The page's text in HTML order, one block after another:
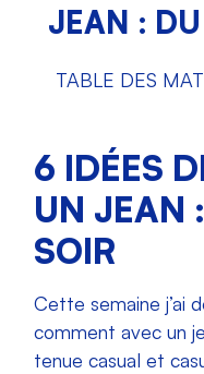
JEAN :
TABLE DES
6 IDÉES
UN JEAN
SOIR
Cette semaine j’ai
comment avec un
tenue casual et